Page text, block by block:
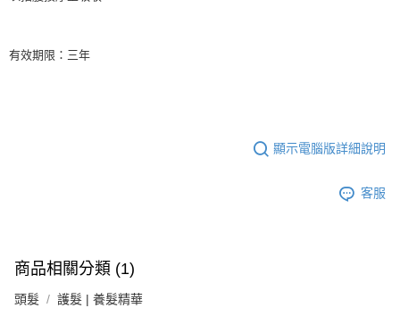
有效期限：三年
顯示電腦版詳細說明
客服
商品相關分類 (1)
頭髮 護髮 | 養髮精華